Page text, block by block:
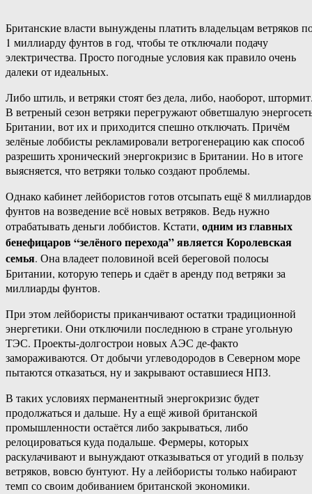
Британские власти вынуждены платить владельцам ветряков
1 миллиарду фунтов в год, чтобы те отключали подачу
электричества. Просто погодные условия как правило очень
далеки от идеальных.
Либо штиль, и ветряки стоят без дела, либо, наоборот,
В ветреный сезон ветряки перегружают обветшалую
Британии, вот их и приходится спешно отключать. Причём
зелёные лоббисты рекламировали ветрогенерацию как способ
разрешить хронический энергокризис в Британии. Но в итоге
выясняется, что ветряки только создают проблемы.
Однако кабинет лейбористов готов отсыпать ещё 8 миллиардов
фунтов на возведение всё новых ветряков. Ведь нужно
отрабатывать деньги лоббистов. Кстати, одним из главных
бенефицаров “зелёного перехода” является Королевская
семья. Она владеет половиной всей береговой полосы
Британии, которую теперь и сдаёт в аренду под ветряки за
миллиарды фунтов.
При этом лейбористы приканчивают остатки традиционной
энергетики. Они отключили последнюю в стране угольную
ТЭС. Проекты-долгострои новых АЭС де-факто
замораживаются. От добычи углеводородов в Северном море
пытаются отказаться, ну и закрывают оставшиеся НПЗ.
В таких условиях перманентный энергокризис будет
продолжаться и дальше. Ну а ещё живой британской
промышленности остаётся либо закрываться, либо
релоцироваться куда подальше. Фермеры, которых
раскулачивают и вынуждают отказываться от угодий в пользу
ветряков, вовсю бунтуют. Ну а лейбористы только набирают
темп со своим добиванием британской экономики.